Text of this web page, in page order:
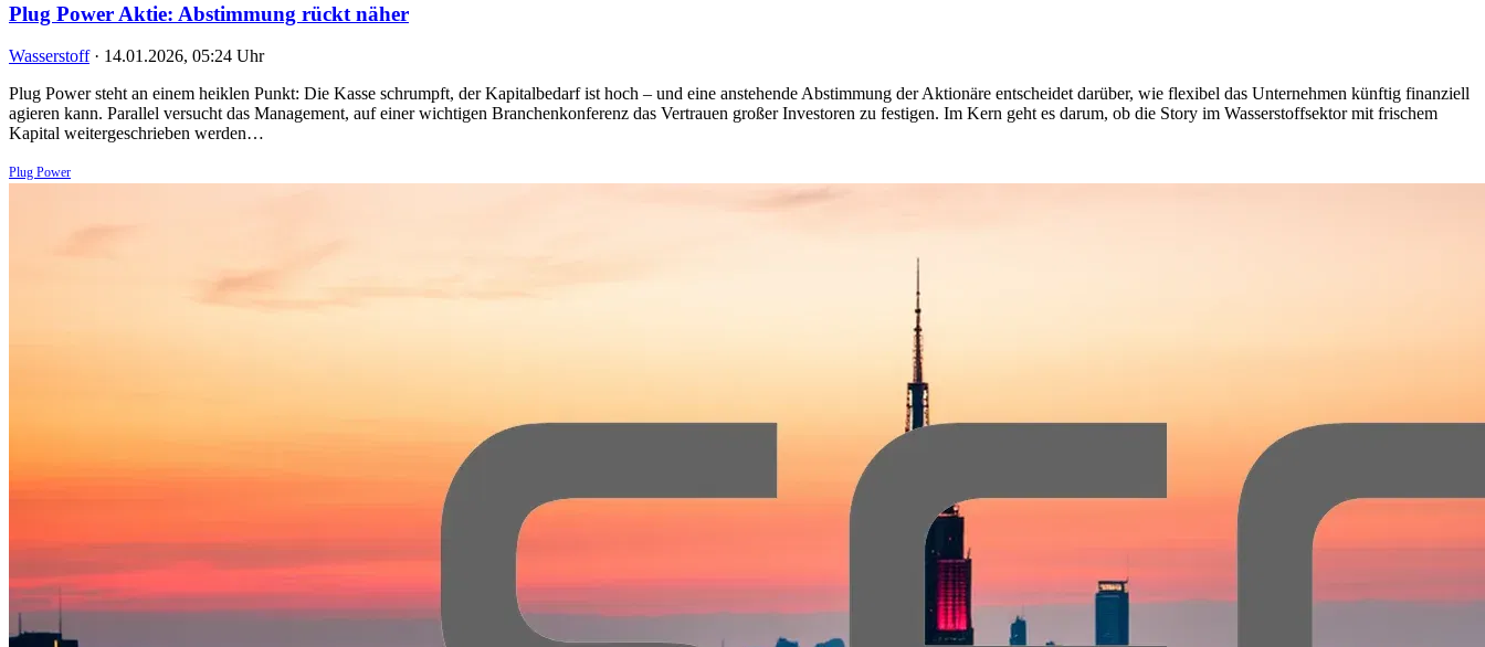
Plug Power Aktie: Abstimmung rückt näher
Wasserstoff · 14.01.2026, 05:24 Uhr
Plug Power steht an einem heiklen Punkt: Die Kasse schrumpft, der Kapitalbedarf ist hoch – und eine anstehende Abstimmung der Aktionäre entscheidet darüber, wie flexibel das Unternehmen künftig finanziell
agieren kann. Parallel versucht das Management, auf einer wichtigen Branchenkonferenz das Vertrauen großer Investoren zu festigen. Im Kern geht es darum, ob die Story im Wasserstoffsektor mit frischem
Kapital weitergeschrieben werden…
Plug Power